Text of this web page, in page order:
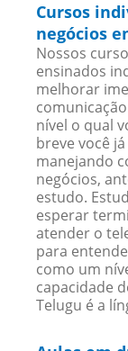
Cursos
negócios
Nossos
ensinados
melhorar
nível o qual
breve você
manejando
negócios,
estudo.
esperar
atender o
para
como um
capacidade
Telugu é a